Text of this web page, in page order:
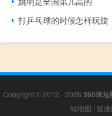
打乒乓球的时候怎样玩旋
Copyright © 2012 - 2026 360体坛
站地图 | 疑